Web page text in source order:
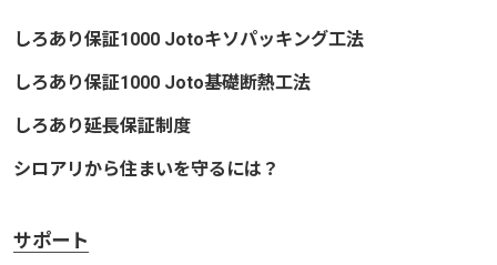
しろあり保証1000 Jotoキソパッキング工法
しろあり保証1000 Joto基礎断熱工法
しろあり延長保証制度
シロアリから住まいを守るには？
サポート